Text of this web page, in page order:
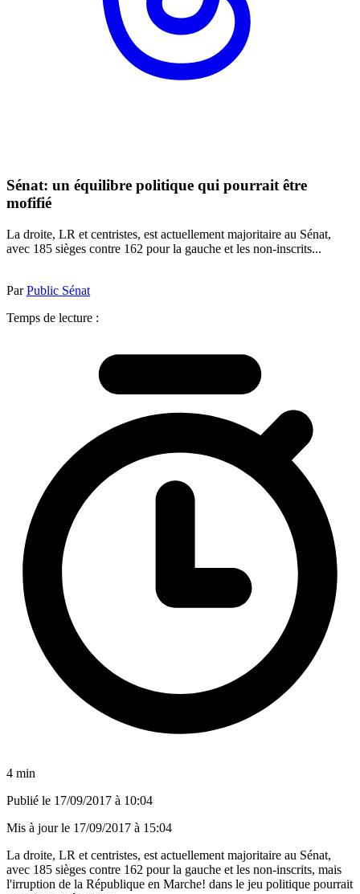
Sénat: un équilibre politique qui pourrait être
mofifié
La droite, LR et centristes, est actuellement majoritaire au Sénat,
avec 185 sièges contre 162 pour la gauche et les non-inscrits...
ParPublic Sénat
Temps de lecture :
4 min
Publié le 17/09/2017 à 10:04
Mis à jour le 17/09/2017 à 15:04
La droite, LR et centristes, est actuellement majoritaire au Sénat,
avec 185 sièges contre 162 pour la gauche et les non-inscrits, mais
l'irruption de la République en Marche! dans le jeu politique pourrait